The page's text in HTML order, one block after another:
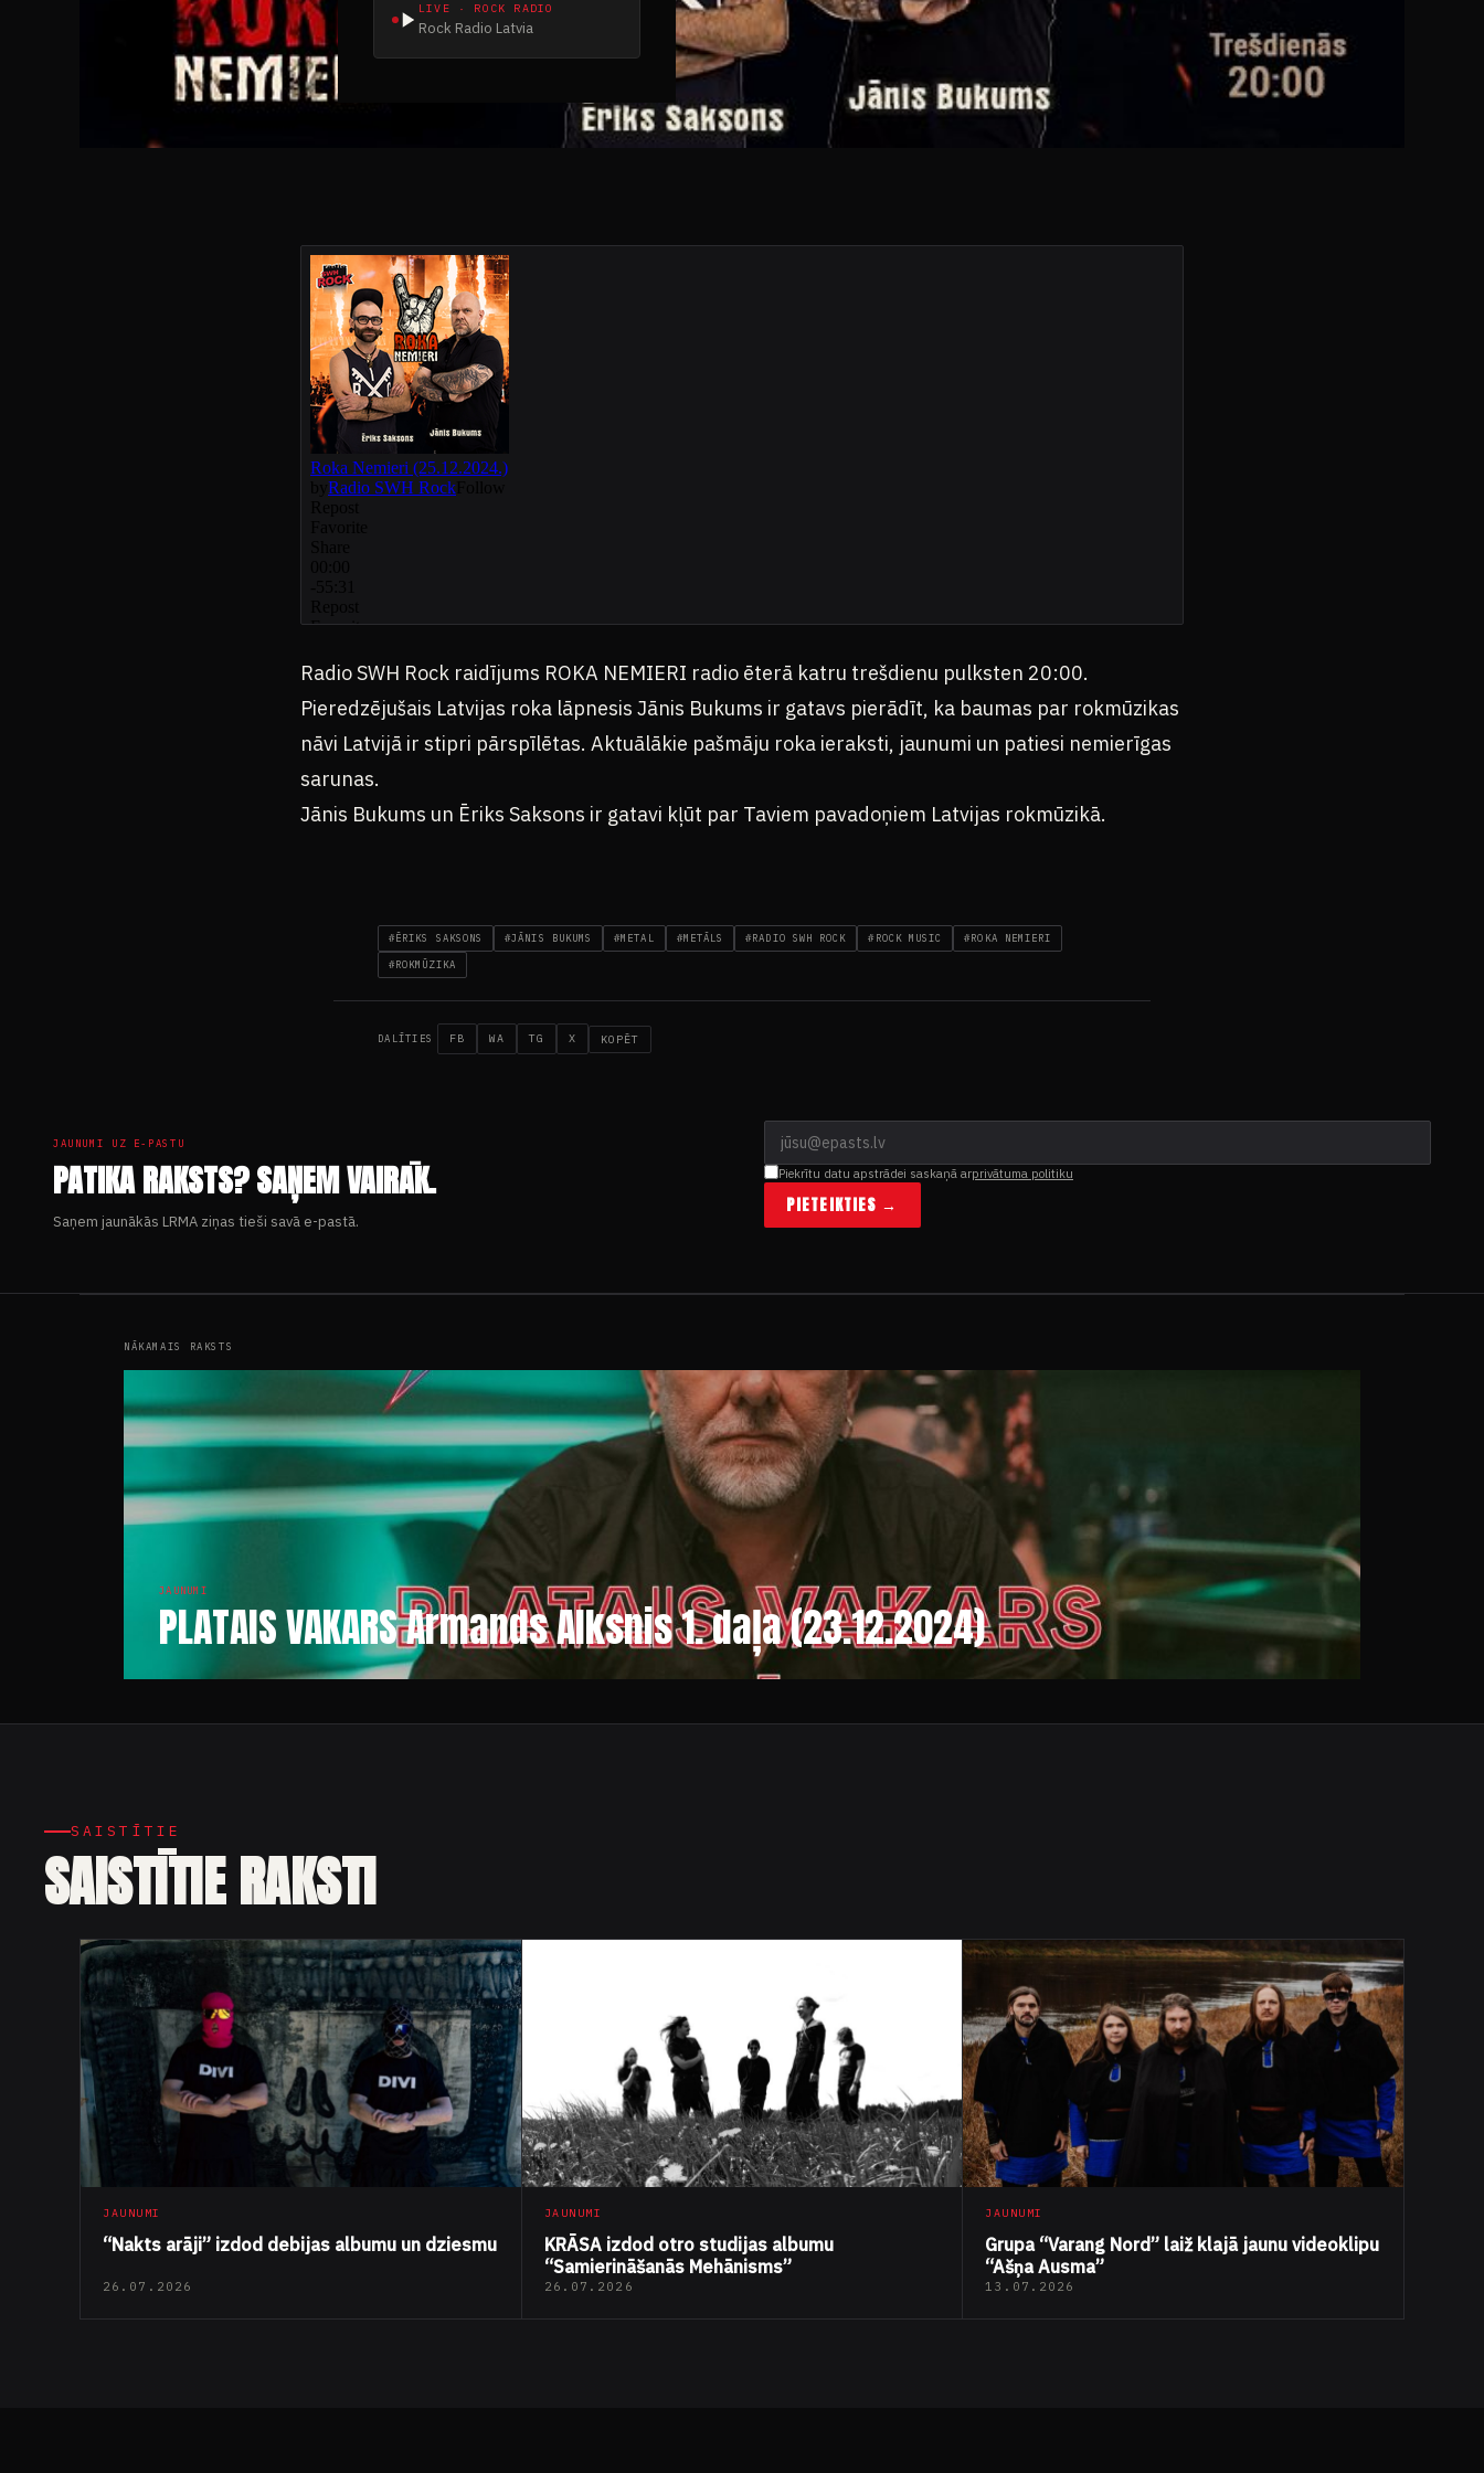
LIVE · ROCK RADIO
Rock Radio Latvia
Radio SWH Rock raidījums ROKA NEMIERI radio ēterā katru trešdienu pulksten 20:00.
Pieredzējušais Latvijas roka lāpnesis Jānis Bukums ir gatavs pierādīt, ka baumas par rokmūzikas
nāvi Latvijā ir stipri pārspīlētas. Aktuālākie pašmāju roka ieraksti, jaunumi un patiesi nemierīgas
sarunas.
Jānis Bukums un Ēriks Saksons ir gatavi kļūt par Taviem pavadoņiem Latvijas rokmūzikā.
#ĒRIKS SAKSONS #JĀNIS BUKUMS #METAL #METĀLS #RADIO SWH ROCK #ROCK MUSIC #ROKA NEMIERI
#ROKMŪZIKA
DALĪTIES FB WA TG X KOPĒT
JAUNUMI UZ E-PASTU
PATIKA RAKSTS? SAŅEM VAIRĀK.
Saņem jaunākās LRMA ziņas tieši savā e-pastā.
Piekrītu datu apstrādei saskaņā arprivātuma politiku
PIETEIKTIES →
NĀKAMAIS RAKSTS
JAUNUMI
PLATAIS VAKARS Armands Alksnis 1. daļa (23.12.2024)
SAISTĪTIE
SAISTĪTIE RAKSTI
JAUNUMI
“Nakts arāji” izdod debijas albumu un dziesmu
26.07.2026
JAUNUMI
KRĀSA izdod otro studijas albumu
“Samierināšanās Mehānisms”
26.07.2026
JAUNUMI
Grupa “Varang Nord” laiž klajā jaunu videoklipu
“Ašņa Ausma”
13.07.2026